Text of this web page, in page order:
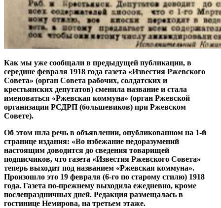
Как мы уже сообщали в предыдущей публикации, в
середине февраля 1918 года газета «Известия Ржевского
Совета» (орган Совета рабочих, солдатских и
крестьянских депутатов) сменила название и стала
именоваться «Ржевская коммуна» (орган Ржевской
организации РСДРП (большевиков) при Ржевском
Совете).
Об этом шла речь в объявлении, опубликованном на 1-й
странице издания: «Во избежание недоразумений
настоящим доводится до сведения товарищей
подписчиков, что газета «Известия Ржевского Совета»
теперь выходит под названием «Ржевская коммуна».
Произошло это 19 февраля (6-го по старому стилю) 1918
года. Газета по-прежнему выходила ежедневно, кроме
послепраздничных дней. Редакция размещалась в
гостинице Немирова, на третьем этаже.